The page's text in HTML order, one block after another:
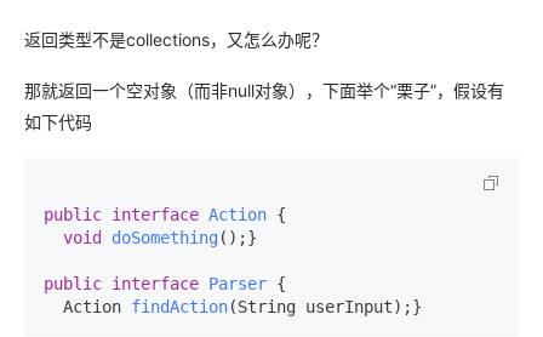
返回类型不是collections，又怎么办呢？
那就返回一个空对象（而非null对象），下面举个“栗子”，假设有
如下代码
public interface Action {
void
doSomething () ;}
public interface Parser {
Action findAction(String userInput) ;}